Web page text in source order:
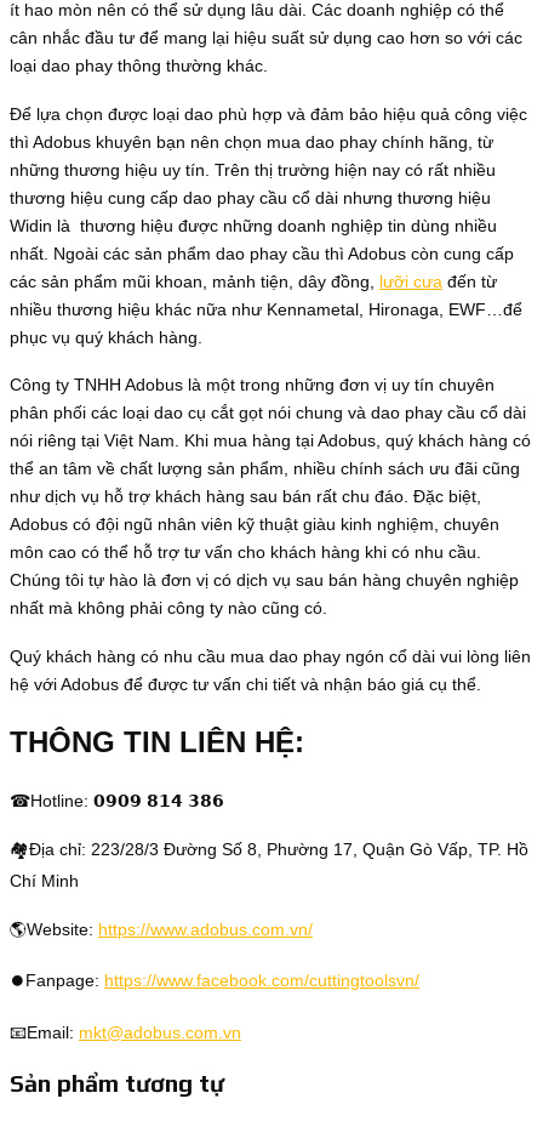
ít hao mòn nên có thể sử dụng lâu dài. Các doanh nghiệp có thể
cân nhắc đầu tư để mang lại hiệu suất sử dụng cao hơn so với các
loại dao phay thông thường khác.
Để lựa chọn được loại dao phù hợp và đảm bảo hiệu quả công việc
thì Adobus khuyên bạn nên chọn mua dao phay chính hãng, từ
những thương hiệu uy tín. Trên thị trường hiện nay có rất nhiều
thương hiệu cung cấp dao phay cầu cổ dài nhưng thương hiệu
Widin là thương hiệu được những doanh nghiệp tin dùng nhiều
nhất. Ngoài các sản phẩm dao phay cầu thì Adobus còn cung cấp
các sản phẩm mũi khoan, mảnh tiện, dây đồng, lưỡi cưa đến từ
nhiều thương hiệu khác nữa như Kennametal, Hironaga, EWF…để
phục vụ quý khách hàng.
Công ty TNHH Adobus là một trong những đơn vị uy tín chuyên
phân phối các loại dao cụ cắt gọt nói chung và dao phay cầu cổ dài
nói riêng tại Việt Nam. Khi mua hàng tại Adobus, quý khách hàng có
thể an tâm về chất lượng sản phẩm, nhiều chính sách ưu đãi cũng
như dịch vụ hỗ trợ khách hàng sau bán rất chu đáo. Đặc biệt,
Adobus có đội ngũ nhân viên kỹ thuật giàu kinh nghiệm, chuyên
môn cao có thể hỗ trợ tư vấn cho khách hàng khi có nhu cầu.
Chúng tôi tự hào là đơn vị có dịch vụ sau bán hàng chuyên nghiệp
nhất mà không phải công ty nào cũng có.
Quý khách hàng có nhu cầu mua dao phay ngón cổ dài vui lòng liên
hệ với Adobus để được tư vấn chi tiết và nhận báo giá cụ thể.
THÔNG TIN LIÊN HỆ:
☎Hotline: 𝟬𝟵𝟬𝟵 𝟴𝟭𝟰 𝟯𝟴𝟲
🏘Địa chỉ: 223/28/3 Đường Số 8, Phường 17, Quận Gò Vấp, TP. Hồ
Chí Minh
🌎Website: https://www.adobus.com.vn/
⏺️Fanpage: https://www.facebook.com/cuttingtoolsvn/
📧Email: mkt@adobus.com.vn
Sản phẩm tương tự